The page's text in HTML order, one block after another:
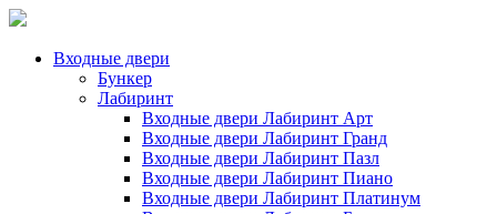
Входные двери
Бункер
Лабиринт
Входные двери Лабиринт Арт
Входные двери Лабиринт Гранд
Входные двери Лабиринт Пазл
Входные двери Лабиринт Пиано
Входные двери Лабиринт Платинум